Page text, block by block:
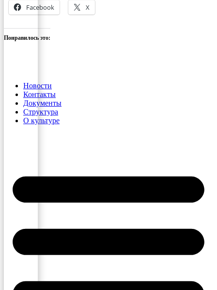
Facebook X
Понравилось это:
Новости
Контакты
Документы
Структура
О культуре